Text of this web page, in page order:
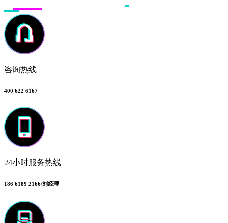
咨询热线
400 622 6167
24小时服务热线
186 6189 2166/刘经理